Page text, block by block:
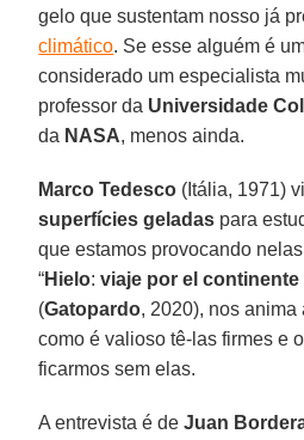
gelo que sustentam nosso já
climático. Se esse alguém é
considerado um especialista
professor da Universidade
da NASA, menos ainda.
Marco Tedesco (Itália, 1971)
superfícies geladas para
que estamos provocando
“Hielo:viaje por el
(Gatopardo, 2020), nos
como é valioso tê-las firmes e
ficarmos sem elas.
A entrevista é deJuan